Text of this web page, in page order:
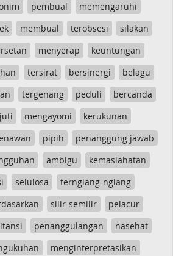
pembual
memengaruhi
membual terobsesi
silakan
menyerap
keuntungan
tersirat bersinergi
belagu
tergenang peduli
bercanda
mengayomi
kerukunan
pipih
penanggung jawab
ambigu
kemaslahatan
selulosa
terngiang-ngiang
silir-semilir
pelacur
penanggulangan
nasehat
menginterpretasikan